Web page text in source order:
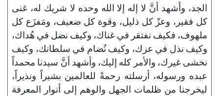
الجد، وأشهد أنَّ لا إله إلا الله وحده لا شريك له، غنى
كل فقير، وعزّ كل ذليل، وقوة كل ضعيف، ومَفزَع كل
ملهوف، فكيف نفتقر في غناك، وكيف نضل في هُداك،
وكيف نذل في عزك، وكيف نُضام في سلطانك، وكيف
نخشى غيرك، والأمر كله إليك، وأشهد أنَّ سيدنا محمداً
عبده ورسوله، أرسلته رحمةً للعالمين بشيراً ونذيراً،
ليخرجنا من ظلمات الجهل والوهم إلى أنوار المعرفة